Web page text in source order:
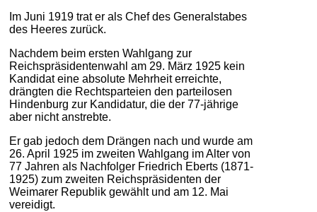
Im Juni 1919 trat er als Chef des Generalstabes
des Heeres zurück.
Nachdem beim ersten Wahlgang zur
Reichspräsidentenwahl am 29. März 1925 kein
Kandidat eine absolute Mehrheit erreichte,
drängten die Rechtsparteien den parteilosen
Hindenburg zur Kandidatur, die der 77-jährige
aber nicht anstrebte.
Er gab jedoch dem Drängen nach und wurde am
26. April 1925 im zweiten Wahlgang im Alter von
77 Jahren als Nachfolger Friedrich Eberts (1871-
1925) zum zweiten Reichspräsidenten der
Weimarer Republik gewählt und am 12. Mai
vereidigt.